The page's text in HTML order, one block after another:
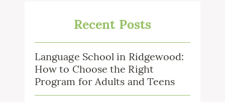
Recent Posts
Language School in Ridgewood:
How to Choose the Right
Program for Adults and Teens